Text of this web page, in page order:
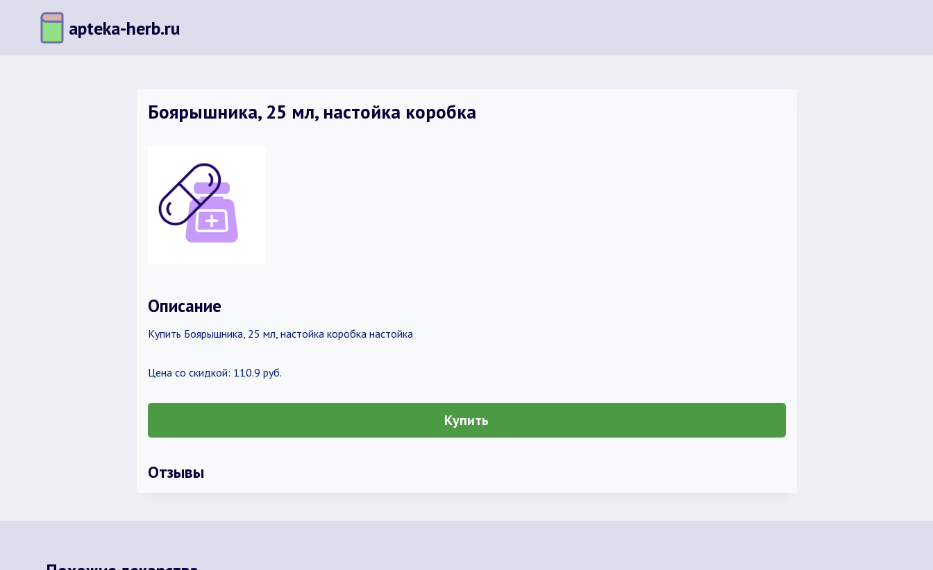
содержимому
apteka-herb.ru
Боярышника, 25 мл, настойка коробка
Описание
Купить Боярышника, 25 мл, настойка коробка настойка
Цена со скидкой: 110.9 руб.
Купить
Отзывы